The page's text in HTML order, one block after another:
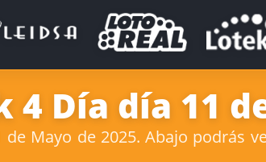
4 Día día 11
Mayo de 2025. Abajo podrás